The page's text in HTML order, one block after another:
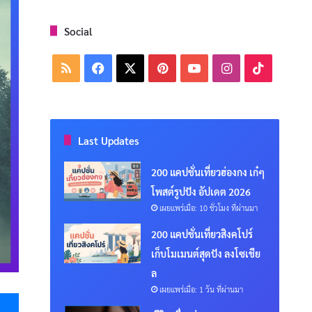
Messenger
Social
RSS Facebook PinterestYouTubeInstagram
Last Updates
200 แคปชั่นเที่ยวฮ่องกง เก๋ๆ
โพสต์รูปปัง อัปเดต 2026
เผยแพร่เมื่อ: 10 ชั่วโมง ที่ผ่านมา
200 แคปชั่นเที่ยวสิงคโปร์
เก็บโมเมนต์สุดปัง ลงโซเชีย
ล
เผยแพร่เมื่อ: 1 วัน ที่ผ่านมา